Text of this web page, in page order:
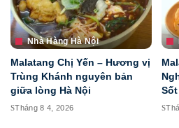
Nhà Hàng Hà Nội
Malatang Chị Yến – Hương vị
Trùng Khánh nguyên bản
giữa lòng Hà Nội
Tháng 8 4, 2026
Sốt